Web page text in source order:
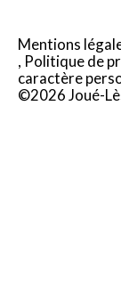
Mentions
Politique de
caractère
©2026 Joué-